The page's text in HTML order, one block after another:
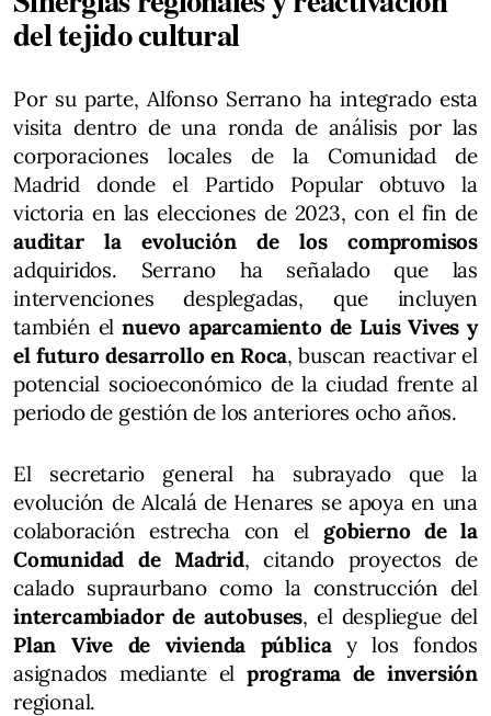
del tejido cultural
Por su parte, Alfonso Serrano ha integrado esta
visita dentro de una ronda de análisis por las
corporaciones locales de la Comunidad de
Madrid donde el Partido Popular obtuvo la
victoria en las elecciones de 2023, con el fin de
auditar la evolución de los compromisos
adquiridos. Serrano ha señalado que las
intervenciones desplegadas, que incluyen
también elnuevo aparcamiento de Luis Vives y
el futuro desarrollo en Roca, buscan reactivar el
potencial socioeconómico de la ciudad frente al
periodo de gestión de los anteriores ocho años.
El secretario general ha subrayado que la
evolución de Alcalá de Henares se apoya en una
colaboración estrecha con el gobierno de la
Comunidad de Madrid, citando proyectos de
calado supraurbano como la construcción del
intercambiador de autobuses, el despliegue del
Plan Vive de vivienda públicay los fondos
asignados mediante el programa de inversión
regional.